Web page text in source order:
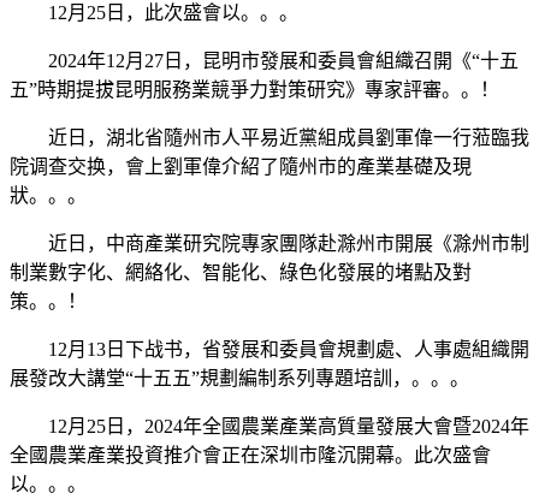
12月25日，此次盛會以。。。
2024年12月27日，昆明市發展和委員會組織召開《“十五
五”時期提拔昆明服務業競爭力對策研究》專家評審。。！
近日，湖北省隨州市人平易近黨組成員劉軍偉一行蒞臨我
院调查交换，會上劉軍偉介紹了隨州市的產業基礎及現
狀。。。
近日，中商產業研究院專家團隊赴滁州市開展《滁州市制
制業數字化、網絡化、智能化、綠色化發展的堵點及對
策。。！
12月13日下战书，省發展和委員會規劃處、人事處組織開
展發改大講堂“十五五”規劃編制系列專題培訓，。。。
12月25日，2024年全國農業產業高質量發展大會暨2024年
全國農業產業投資推介會正在深圳市隆沉開幕。此次盛會
以。。。